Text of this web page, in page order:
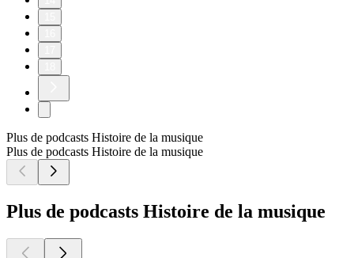
Plus de podcasts Histoire de la musique
Plus de podcasts Histoire de la musique
Plus de podcasts Histoire de la musique